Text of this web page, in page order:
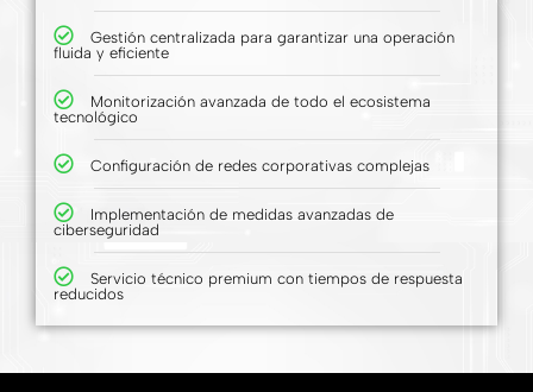
Gestión centralizada para garantizar una operación
fluida y eficiente
Monitorización avanzada de todo el ecosistema
tecnológico
Configuración de redes corporativas complejas
Implementación de medidas avanzadas de
ciberseguridad
Servicio técnico premium con tiempos de respuesta
reducidos